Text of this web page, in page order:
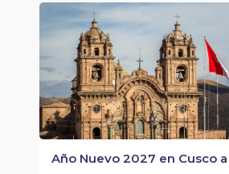
Año Nuevo 2027 en Cusco